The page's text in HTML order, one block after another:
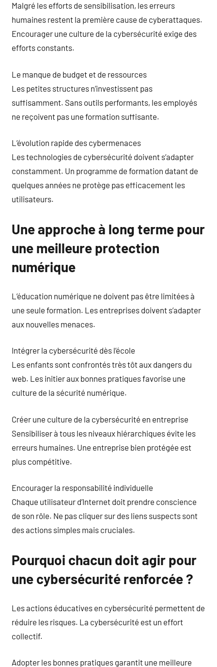
Malgré les efforts de sensibilisation, les erreurs
humaines restent la première cause de cyberattaques.
Encourager une culture de la cybersécurité exige des
efforts constants.
Le manque de budget et de ressources
Les petites structures n’investissent pas
suffisamment. Sans outils performants, les employés
ne reçoivent pas une formation suffisante.
L’évolution rapide des cybermenaces
Les technologies de cybersécurité doivent s’adapter
constamment. Un programme de formation datant de
quelques années ne protège pas efficacement les
utilisateurs.
Une approche à long terme pour
une meilleure protection
numérique
L’éducation numérique ne doivent pas être limitées à
une seule formation. Les entreprises doivent s’adapter
aux nouvelles menaces.
Intégrer la cybersécurité dès l’école
Les enfants sont confrontés très tôt aux dangers du
web. Les initier aux bonnes pratiques favorise une
culture de la sécurité numérique.
Créer une culture de la cybersécurité en entreprise
Sensibiliser à tous les niveaux hiérarchiques évite les
erreurs humaines. Une entreprise bien protégée est
plus compétitive.
Encourager la responsabilité individuelle
Chaque utilisateur d’Internet doit prendre conscience
de son rôle. Ne pas cliquer sur des liens suspects sont
des actions simples mais cruciales.
Pourquoi chacun doit agir pour
une cybersécurité renforcée ?
Les actions éducatives en cybersécurité permettent de
réduire les risques. La cybersécurité est un effort
collectif.
Adopter les bonnes pratiques garantit une meilleure